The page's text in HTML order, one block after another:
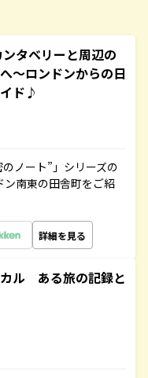
タベリーと周辺の
～ロンドンからの日
ド♪
ノート”」シリーズの
南東の田舎町をご紹
詳細を見る
ル ある旅の記録と